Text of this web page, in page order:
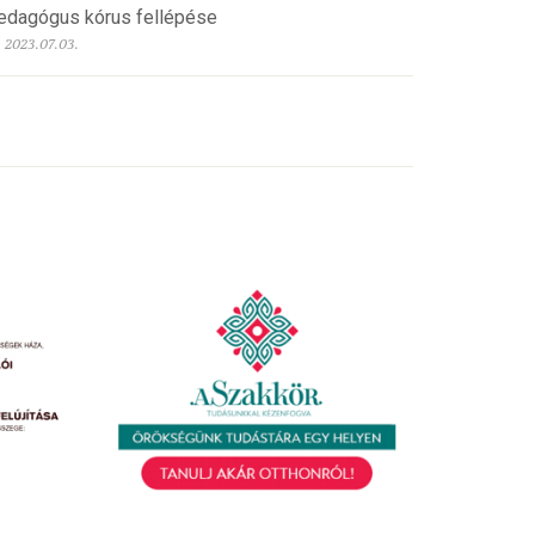
kórus fellépése
2023.07.03.